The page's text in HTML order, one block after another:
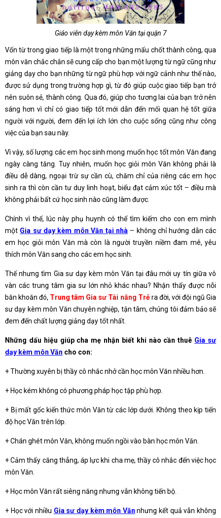
Giáo viên dạy kèm môn Văn tại quận 7
Vốn từ trong giao tiếp là một trong những mấu chốt thành công, qua
môn văn chắc chắn sẽ cung cấp cho bạn một lượng từ ngữ cũng như
giảng dạy cho bạn những từ ngữ phù hợp với ngữ cảnh như thế nào,
được sử dụng trong trường hợp gì, từ đó giúp cuộc giao tiếp bạn trở
nên suôn sẻ, thành công. Qua đó, giúp cho tương lai của bạn trở nên
sáng hơn vì chỉ có giao tiếp tốt mới dẫn đến mối quan hệ tốt giữa
người với người, đem đến lợi ích lớn cho cuộc sống cũng như công
việc của bạn sau này.
Vì vậy, số lượng các em học sinh mong muốn học tốt môn Văn đang
ngày càng tăng. Tuy nhiên, muốn học giỏi môn Văn không phải là
điều dễ dàng, ngoại trừ sự cần cù, chăm chỉ của riêng các em học
sinh ra thì còn cần tư duy linh hoạt, biểu đạt cảm xúc tốt – điều mà
không phải bất cứ học sinh nào cũng làm được.
Chính vì thế, lúc này phụ huynh có thể tìm kiếm cho con em mình
một Gia sư dạy kèm môn Văn tại nhà – không chỉ hướng dẫn các
em học giỏi môn Văn mà còn là người truyền niềm đam mê, yêu
thích môn Văn sang cho các em học sinh.
Thế nhưng tìm Gia sư dạy kèm môn Văn tại đâu mới uy tín giữa vô
vàn các trung tâm gia sư lớn nhỏ khác nhau? Nhận thấy được nỗi
băn khoăn đó, Trung tâm Gia sư Tài năng Trẻra đời, với đội ngũ Gia
sư dạy kèm môn Văn chuyên nghiệp, tận tâm, chúng tôi đảm bảo sẽ
đem đến chất lượng giảng dạy tốt nhất.
Những dấu hiệu giúp cha mẹ nhận biết khi nào cần thuê Gia sư
dạy kèm môn Văn cho con:
+ Thường xuyên bị thầy cô nhắc nhở cần học môn Văn nhiều hơn.
+ Học kém không có phương pháp học tập phù hợp.
+ Bị mất gốc kiến thức môn Văn từ các lớp dưới. Không theo kịp tiến
độ học Văn trên lớp.
+ Chán ghét môn Văn, không muốn ngồi vào bàn học môn Văn.
+ Cảm thấy căng thẳng, áp lực khi cha mẹ, thầy cô nhắc đến việc học
môn Văn.
+ Học môn Văn rất siêng năng nhưng vẫn không tiến bộ.
+ Học với nhiều Gia sư dạy kèm môn Văn nhưng kết quả vẫn không